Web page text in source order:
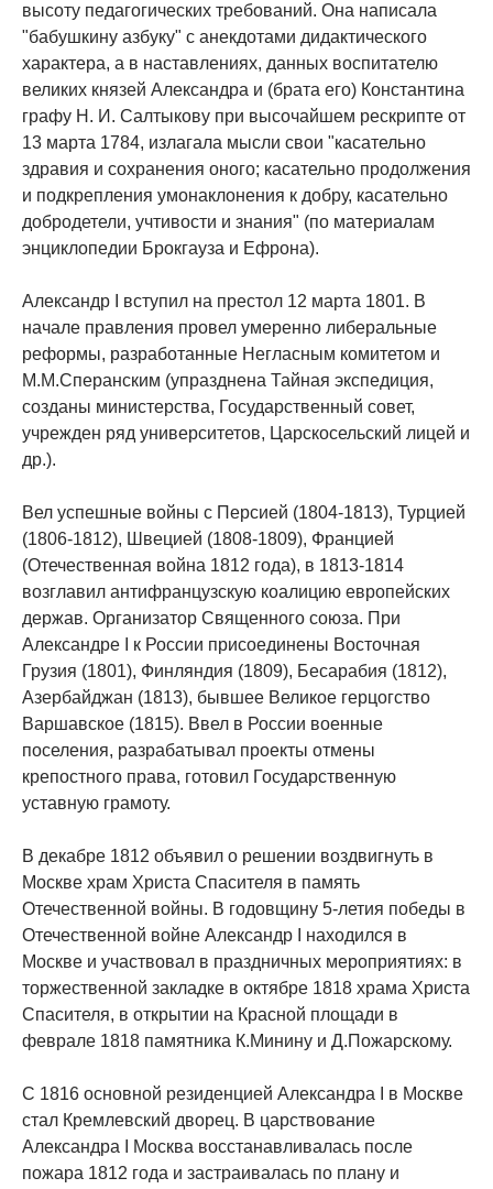
высоту педагогических требований. Она написала
"бабушкину азбуку" с анекдотами дидактического
характера, а в наставлениях, данных воспитателю
великих князей Александра и (брата его) Константина
графу Н. И. Салтыкову при высочайшем рескрипте от
13 марта 1784, излагала мысли свои "касательно
здравия и сохранения оного; касательно продолжения
и подкрепления умонаклонения к добру, касательно
добродетели, учтивости и знания" (по материалам
энциклопедии Брокгауза и Ефрона).
Александр I вступил на престол 12 марта 1801. В
начале правления провел умеренно либеральные
реформы, разработанные Негласным комитетом и
М.М.Сперанским (упразднена Тайная экспедиция,
созданы министерства, Государственный совет,
учрежден ряд университетов, Царскосельский лицей и
др.).
Вел успешные войны с Персией (1804-1813), Турцией
(1806-1812), Швецией (1808-1809), Францией
(Отечественная война 1812 года), в 1813-1814
возглавил антифранцузскую коалицию европейских
держав. Организатор Священного союза. При
Aлександре I к России присоединены Восточная
Грузия (1801), Финляндия (1809), Бесарабия (1812),
Азербайджан (1813), бывшее Великое герцогство
Варшавское (1815). Ввел в России военные
поселения, разрабатывал проекты отмены
крепостного права, готовил Государственную
уставную грамоту.
В декабре 1812 объявил о решении воздвигнуть в
Москве храм Христа Спасителя в память
Отечественной войны. В годовщину 5-летия победы в
Отечественной войне Александр I находился в
Москве и участвовал в праздничных мероприятиях: в
торжественной закладке в октябре 1818 храма Христа
Спасителя, в открытии на Красной площади в
феврале 1818 памятника К.Минину и Д.Пожарскому.
С 1816 основной резиденцией Александра I в Москве
стал Кремлевский дворец. В царствование
Александра I Москва восстанавливалась после
пожара 1812 года и застраивалась по плану и